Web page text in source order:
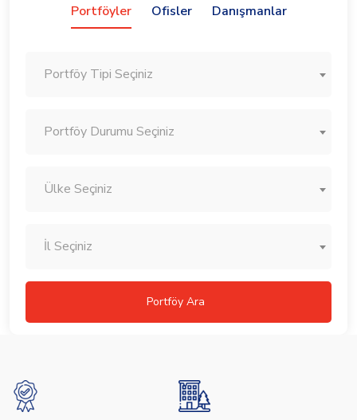
Portföyler Ofisler Danışmanlar
Portföy Tipi Seçiniz
Portföy Durumu Seçiniz
Ülke Seçiniz
İl Seçiniz
Portföy Ara